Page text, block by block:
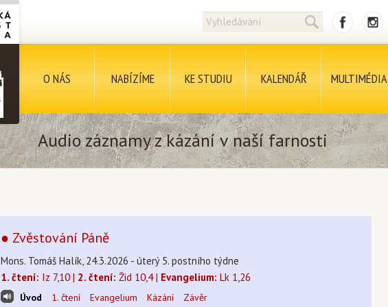
O NÁS NABÍZÍME KE STUDIU KALENDÁŘ MULTIMÉDIA
Audio záznamy z kázání v naší farnosti
● Zvěstování Páně
Mons. Tomáš Halík, 24.3.2026 - úterý 5. postního týdne
1. čtení: Iz 7,10 | 2. čtení: Žid 10,4 | Evangelium: Lk 1,26
Úvod 1. čtení Evangelium Kázání Závěr